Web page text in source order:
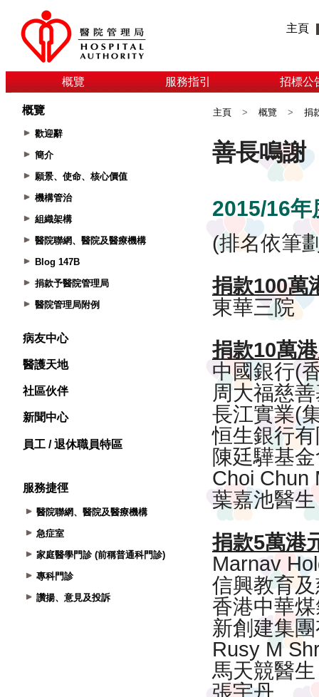
主頁
概覽 服務指引 招標公
概覽
歡迎辭
簡介
願景、使命、核心價值
機構管治
組織架構
醫院聯網、醫院及醫療機構
Blog 147B
捐款予醫院管理局
醫院管理局附例
病友中心
醫護天地
社區伙伴
新聞中心
員工 / 退休職員特區
服務捷徑
醫院聯網、醫院及醫療機構
急症室
家庭醫學門診 (前稱普通科門診)
專科門診
讚揚、意見及投訴
主頁 > 概覽 > 捐